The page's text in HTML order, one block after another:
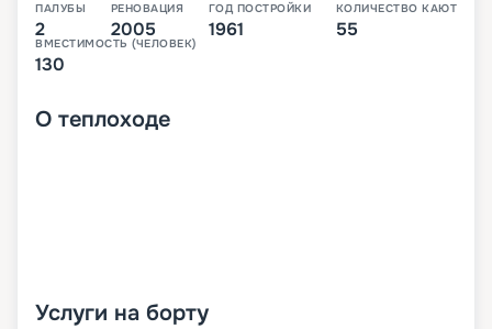
ПАЛУБЫ
2
РЕНОВАЦИЯ
2005
ГОД ПОСТРОЙКИ
1961
КОЛИЧЕСТВО КАЮТ
55
ВМЕСТИМОСТЬ (ЧЕЛОВЕК)
130
О теплоходе
Услуги на борту